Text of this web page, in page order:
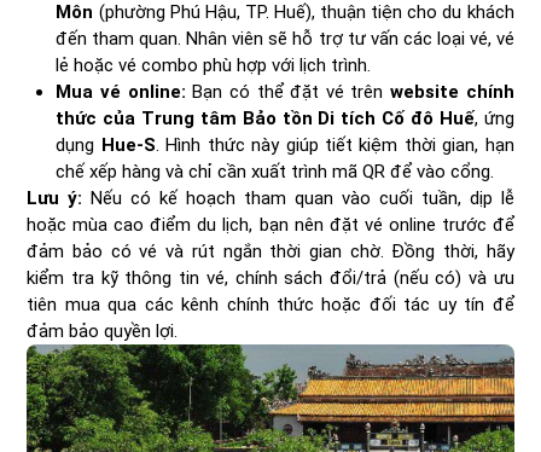
Môn (phường Phú Hậu, TP. Huế), thuận tiện cho du khách
đến tham quan. Nhân viên sẽ hỗ trợ tư vấn các loại vé, vé
lẻ hoặc vé combo phù hợp với lịch trình.
Mua vé online: Bạn có thể đặt vé trên website chính
thức của Trung tâm Bảo tồn Di tích Cố đô Huế, ứng
dụng Hue-S. Hình thức này giúp tiết kiệm thời gian, hạn
chế xếp hàng và chỉ cần xuất trình mã QR để vào cổng.
Lưu ý: Nếu có kế hoạch tham quan vào cuối tuần, dịp lễ
hoặc mùa cao điểm du lịch, bạn nên đặt vé online trước để
đảm bảo có vé và rút ngắn thời gian chờ. Đồng thời, hãy
kiểm tra kỹ thông tin vé, chính sách đổi/trả (nếu có) và ưu
tiên mua qua các kênh chính thức hoặc đối tác uy tín để
đảm bảo quyền lợi.